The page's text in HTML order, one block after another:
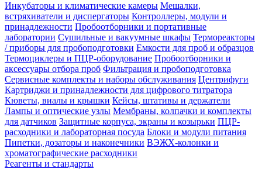
Инкубаторы и климатические камеры Мешалки,
встряхиватели и диспергаторы Контроллеры, модули и
принадлежности Пробоотборники и портативные
лаборатории Сушильные и вакуумные шкафы Термореакторы
/ приборы для пробоподготовки Емкости для проб и образцов
Термоциклеры и ПЦР-оборудование Пробоотборники и
аксессуары отбора проб Фильтрация и пробоподготовка
Сервисные комплекты и наборы обслуживания Центрифуги
Картриджи и принадлежности для цифрового титратора
Кюветы, виалы и крышки Кейсы, штативы и держатели
Лампы и оптические узлы Мембраны, колпачки и комплекты
для датчиков Защитные корпуса, экраны и козырьки ПЦР-
расходники и лабораторная посуда Блоки и модули питания
Пипетки, дозаторы и наконечники ВЭЖХ-колонки и
хроматографические расходники
Реагенты и стандарты